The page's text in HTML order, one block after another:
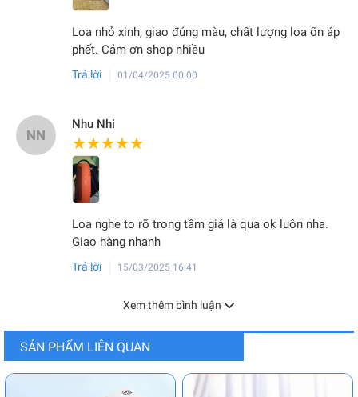
Loa nhỏ xinh, giao đúng màu, chất lượng loa ổn áp
phết. Cảm ơn shop nhiều
Trả lời 01/04/2025 00:00
NN
Nhu Nhi
★★★★★
★★★★★
Loa nghe to rõ trong tầm giá là qua ok luôn nha.
Giao hàng nhanh
Trả lời 15/03/2025 16:41
Xem thêm bình luận
SẢN PHẨM LIÊN QUAN